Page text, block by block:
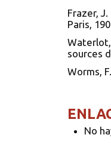
Frazer,
Paris,
Waterlot,
sources
Worms,
No